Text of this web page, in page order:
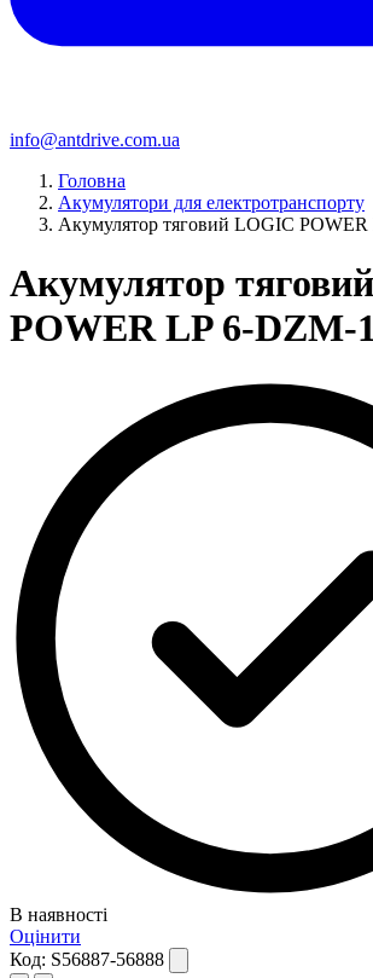
info@antdrive.com.ua
Головна
Акумулятори для електротранспорту
Акумулятор тяговий LOGIC
Акумулятор
POWER LP 6-DZM-
В наявності
Оцінити
Код: S56887-56888